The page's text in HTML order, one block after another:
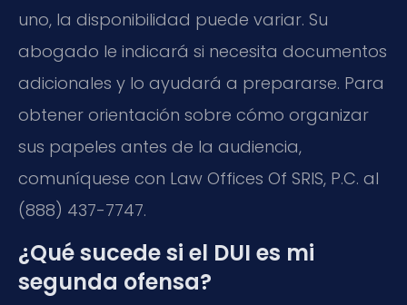
uno, la disponibilidad puede variar. Su
abogado le indicará si necesita documentos
adicionales y lo ayudará a prepararse. Para
obtener orientación sobre cómo organizar
sus papeles antes de la audiencia,
comuníquese con Law Offices Of SRIS, P.C. al
(888) 437-7747.
¿Qué sucede si el DUI es mi
segunda ofensa?